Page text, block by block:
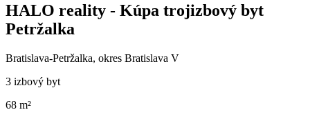
HALO reality - Kúpa trojizbový byt
Petržalka
Bratislava-Petržalka, okres Bratislava V
3 izbový byt
68 m²